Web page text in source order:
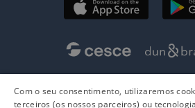
Com o seu consentimento, utilizaremos
terceiros (os nossos parceiros) ou